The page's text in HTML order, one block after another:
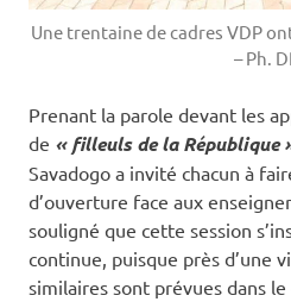
Une trentaine de cadres VDP
– Ph.
Prenant la parole devant les
de « filleuls de la République
Savadogo a invité chacun à
d’ouverture face aux
souligné que cette session
continue, puisque près d’une
similaires sont prévues dans